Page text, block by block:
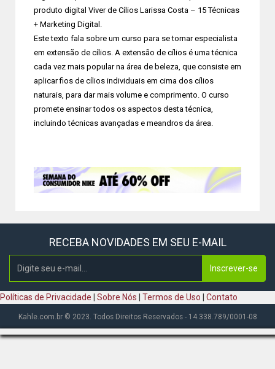
produto digital Viver de Cílios Larissa Costa – 15 Técnicas
+ Marketing Digital.
Este texto fala sobre um curso para se tornar especialista
em extensão de cílios. A extensão de cílios é uma técnica
cada vez mais popular na área de beleza, que consiste em
aplicar fios de cílios individuais em cima dos cílios
naturais, para dar mais volume e comprimento. O curso
promete ensinar todos os aspectos desta técnica,
incluindo técnicas avançadas e meandros da área.
RECEBA NOVIDADES EM SEU E-MAIL
Inscrever-se
Políticas de Privacidade Sobre Nós Termos de Uso Contato
Kahle.com.br © 2023. Todos Direitos Reservados - 14.338.789/0001-08